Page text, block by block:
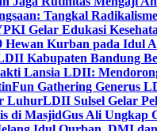
Tangkal
Gelar Edukasi
Kurban pada Idul
Kabupaten Bandung
Lansia LDII:
Fun Gathering Generus
LuhurLDII Sulsel Gelar
di MasjidGus Ali Ungkap